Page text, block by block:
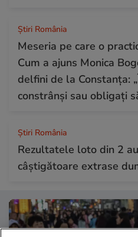
Știri România
Meseria pe care o
Cum a ajuns Monica
delfini de la Constanța:
constrânși sau obligați
Știri România
Rezultatele loto din 2
câștigătoare extrase